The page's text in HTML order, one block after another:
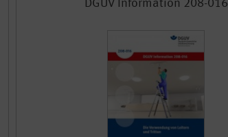
DGUV Information 208-016